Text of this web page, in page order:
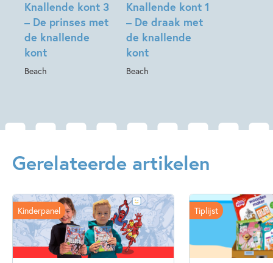
Knallende kont 3
– De prinses met
de knallende
kont
Beach
Knallende kont 1
– De draak met
de knallende
kont
Beach
Gerelateerde artikelen
Kinderpanel Tiplijst